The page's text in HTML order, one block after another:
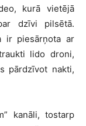
kurā vietējā
dzīvi pilsētā.
ir piesārņota ar
lido droni,
pārdzīvot nakti,
kanāli, tostarp